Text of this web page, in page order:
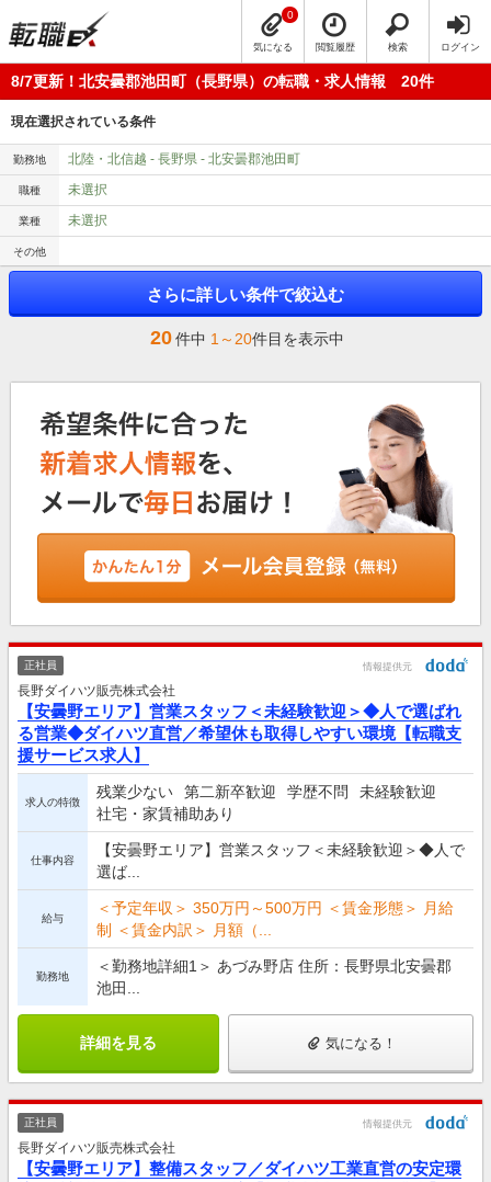
気になる
0
閲覧履歴 検索 ログイン
8/7更新！北安曇郡池田町（長野県）の転職・求人情報 20件
現在選択されている条件
勤務地 北陸・北信越 - 長野県 - 北安曇郡池田町
職種 未選択
業種 未選択
その他
さらに詳しい条件で絞込む
20件中 1～20件目を表示中
正社員 情報提供元
長野ダイハツ販売株式会社
【安曇野エリア】営業スタッフ＜未経験歓迎＞◆人で選ばれ
る営業◆ダイハツ直営／希望休も取得しやすい環境【転職支
援サービス求人】
求人の特徴
残業少ない 第二新卒歓迎 学歴不問
未経験歓迎
社宅・家賃補助あり
仕事内容
【安曇野エリア】営業スタッフ＜未経験歓迎＞◆人で
選ば...
給与
＜予定年収＞ 350万円～500万円 ＜賃金形態＞ 月給
制 ＜賃金内訳＞ 月額（...
勤務地
＜勤務地詳細1＞ あづみ野店 住所：長野県北安曇郡
池田...
詳細を見る 気になる！
正社員 情報提供元
長野ダイハツ販売株式会社
【安曇野エリア】整備スタッフ／ダイハツ工業直営の安定環